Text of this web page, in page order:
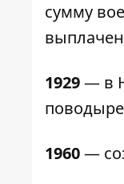
сумму
1929— в
1960—